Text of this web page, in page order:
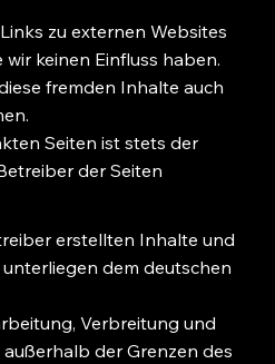
zu externen Websites
keinen Einfluss haben.
fremden Inhalte auch
Seiten ist stets der
der Seiten
erstellten Inhalte und
dem deutschen
Verbreitung und
der Grenzen des